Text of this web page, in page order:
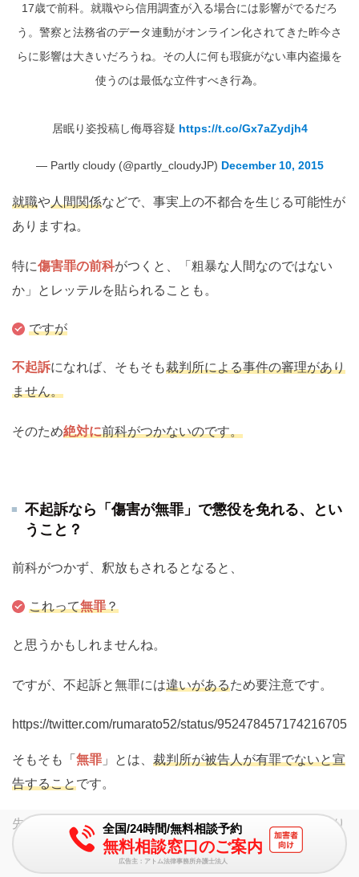
17歳で前科。就職やら信用調査が入る場合には影響がでるだろ
う。警察と法務省のデータ連動がオンライン化されてきた昨今さ
らに影響は大きいだろうね。その人に何も瑕疵がない車内盗撮を
使うのは最低な立件すべき行為。
居眠り姿投稿し侮辱容疑 https://t.co/Gx7aZydjh4
— Partly cloudy (@partly_cloudyJP) December 10, 2015
就職や人間関係などで、事実上の不都合を生じる可能性が
ありますね。
特に傷害罪の前科がつくと、「粗暴な人間なのではない
か」とレッテルを貼られることも。
ですが
不起訴になれば、そもそも裁判所による事件の審理があり
ません。
そのため絶対に前科がつかないのです。
不起訴なら「傷害が無罪」で懲役を免れる、とい
うこと？
前科がつかず、釈放もされるとなると、
これって無罪？
と思うかもしれませんね。
ですが、不起訴と無罪には違いがあるため要注意です。
https://twitter.com/rumarato52/status/952478457174216705
そもそも「 無罪 」とは、 裁判所が被告人が有罪でないと宣
告することです。
先程も見た通り、不起訴ならそもそも裁判所の関与があり
ません。
全国/24時間/無料相談予約
無料相談窓口のご案内
広告主：アトム法律事務所弁護士法人